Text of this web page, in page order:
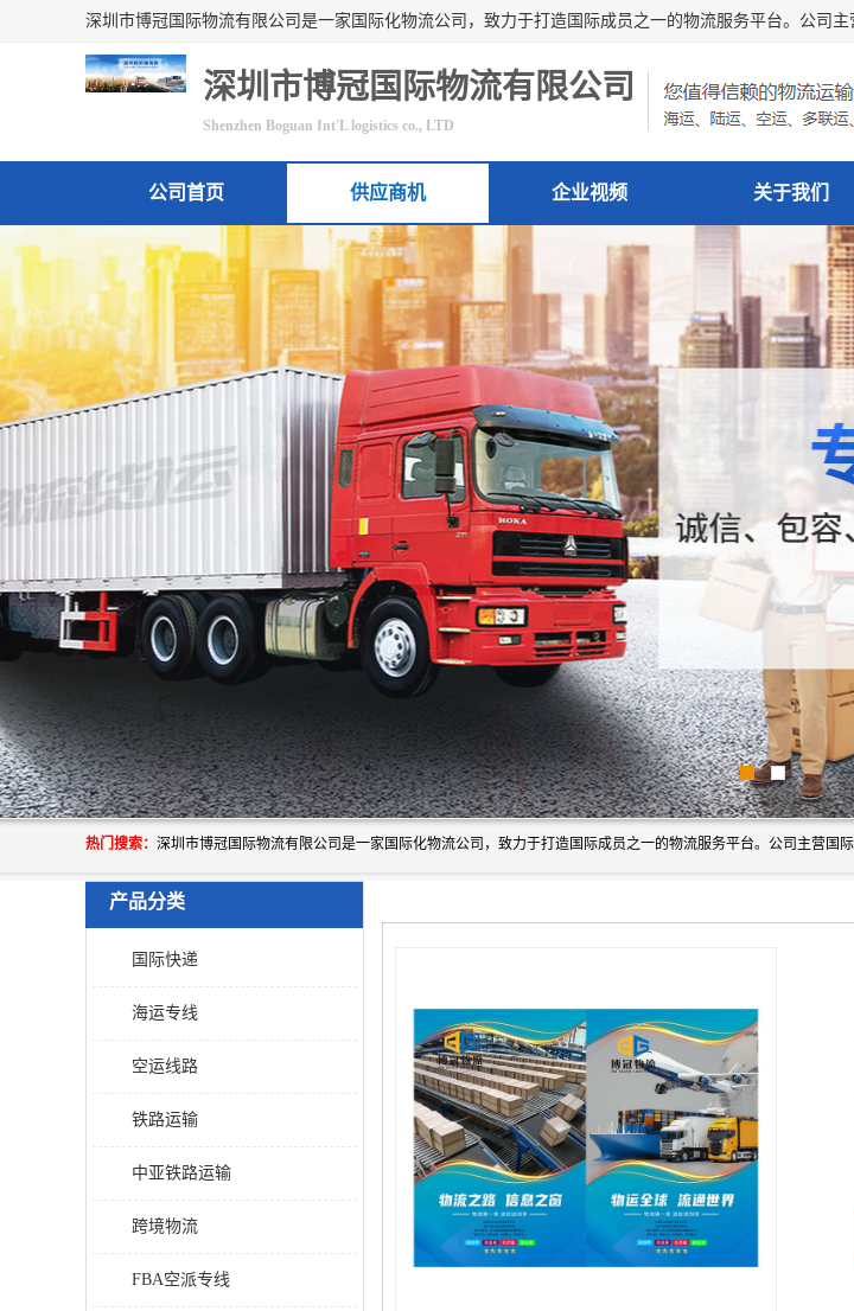
深圳市博冠国际物流有限公司
Shenzhen Boguan Int'L logistics co., LTD
公司首页 供应商机 企业视频 关于我们
联系方式
热门搜索：
产品分类
国际快递
海运专线
空运线路
铁路运输
中亚铁路运输
跨境物流
FBA空派专线